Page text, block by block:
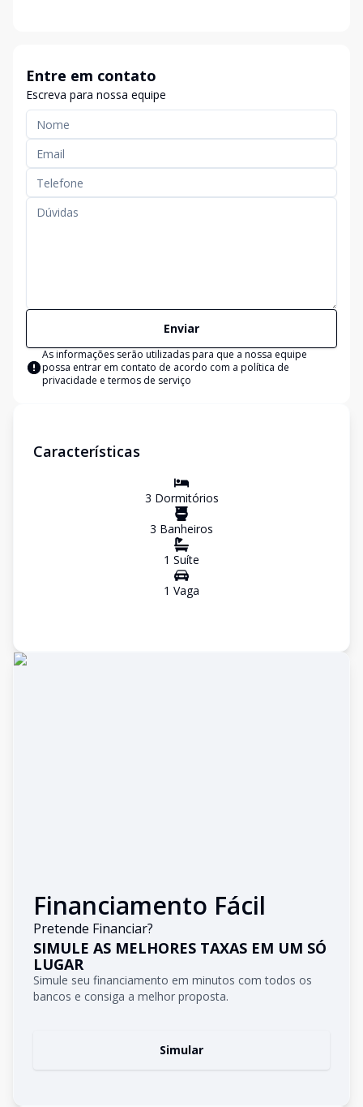
Entre em contato
Escreva para nossa equipe
Enviar
As informações serão utilizadas para que a nossa equipe
possa entrar em contato de acordo com a política de
privacidade e termos de serviço
Características
3 Dormitórios
3 Banheiros
1 Suíte
1 Vaga
Financiamento Fácil
Pretende Financiar?
SIMULE AS MELHORES TAXAS EM UM SÓ
LUGAR
Simule seu financiamento em minutos com todos os
bancos e consiga a melhor proposta.
Simular